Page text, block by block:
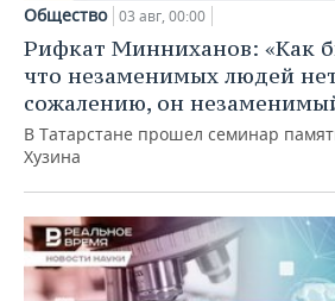
Общество 03 авг, 00:00
Рифкат Минниханов: «Как
что незаменимых людей
сожалению, он
В Татарстане прошел семинар
Хузина